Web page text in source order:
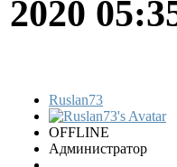
2020
Ruslan73
OFFLINE
Администратор